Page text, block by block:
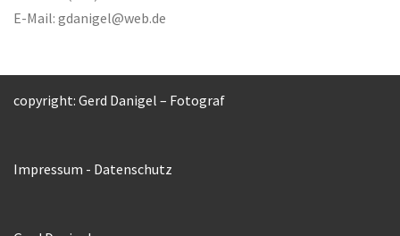
E-Mail: gdanigel@web.de
copyright: Gerd Danigel – Fotograf
Impressum - Datenschutz